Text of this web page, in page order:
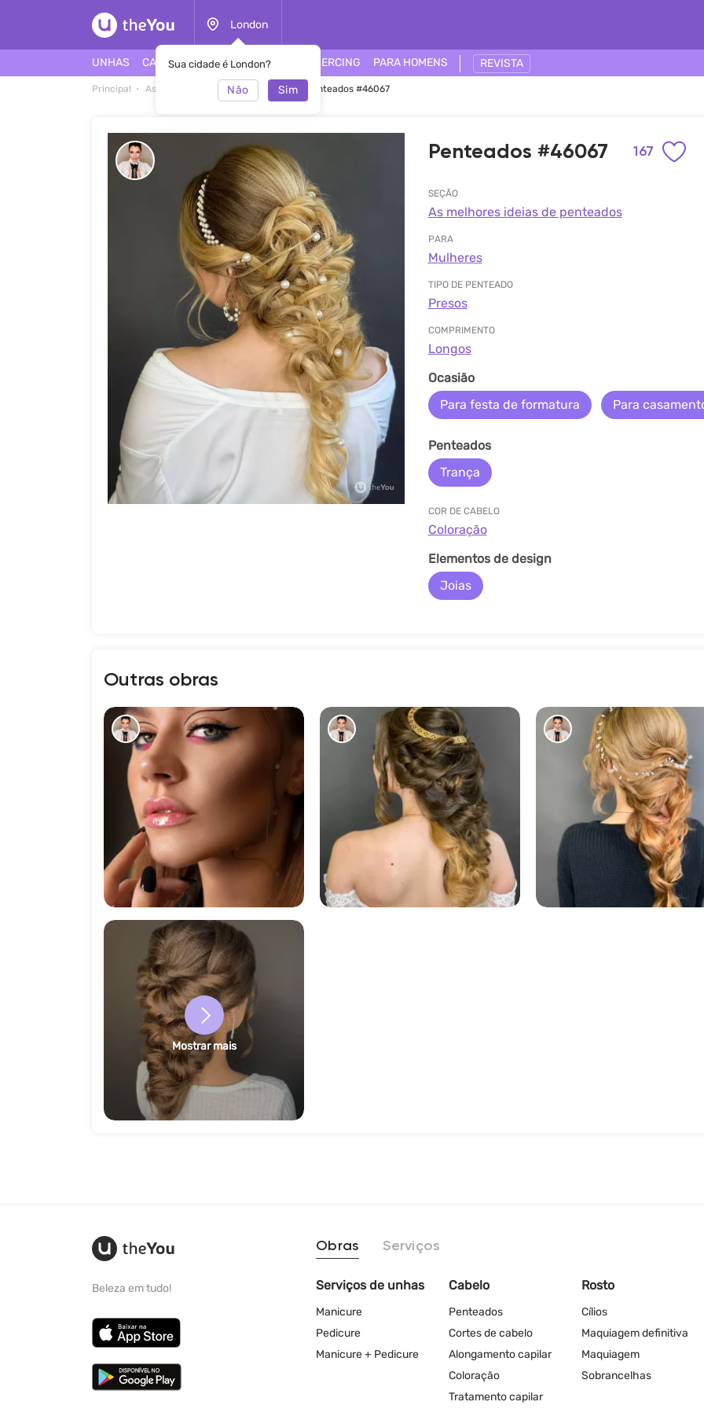
London
Sua cidade é London?
Não Sim
UNHAS CABELO ROSTO TATUAGEM PIERCING PARA HOMENS REVISTA
Principal As melhores ideias de penteados Penteados #46067
Penteados #46067 167
SEÇÃO
As melhores ideias de penteados
PARA
Mulheres
TIPO DE PENTEADO
Presos
COMPRIMENTO
Longos
Ocasião
Para festa de formatura
Para
Penteados
Trança
COR DE CABELO
Coloração
Elementos de design
Joias
Outras obras
146 167 123
Mostrar mais
Beleza em tudo!
Obras Serviços
Serviços de unhas
Manicure
Pedicure
Manicure + Pedicure
Cabelo
Penteados
Cortes de cabelo
Alongamento capilar
Coloração
Tratamento capilar
Rosto
Cílios
Maquiagem definitiva
Maquiagem
Sobrancelhas